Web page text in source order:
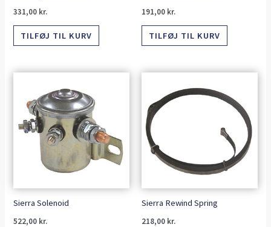
331,00 kr.
TILFØJ TIL KURV
191,00 kr.
TILFØJ TIL KURV
Sierra Solenoid
522,00 kr.
Sierra Rewind Spring
218,00 kr.